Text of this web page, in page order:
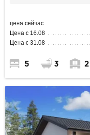
цена сейчас
Цена с 16.08
Цена с 31.08
5 3 2